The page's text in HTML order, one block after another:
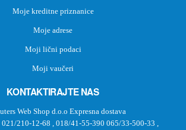
Moje kreditne priznanice
Moje adrese
Moji lični podaci
Moji vaučeri
KONTAKTIRAJTE NAS
Web Shop d.o.o Expresna dostava
021/210-12-68 , 018/41-55-390 065/33-500-33 ,